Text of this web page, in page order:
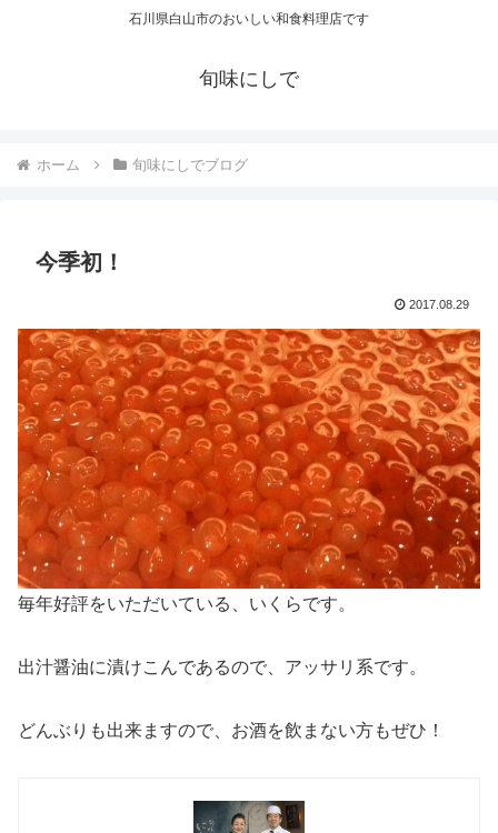
石川県白山市のおいしい和食料理店です
旬味にしで
ホーム 旬味にしでブログ
今季初！
2017.08.29
毎年好評をいただいている、いくらです。
出汁醤油に漬けこんであるので、アッサリ系です。
どんぶりも出来ますので、お酒を飲まない方もぜひ！